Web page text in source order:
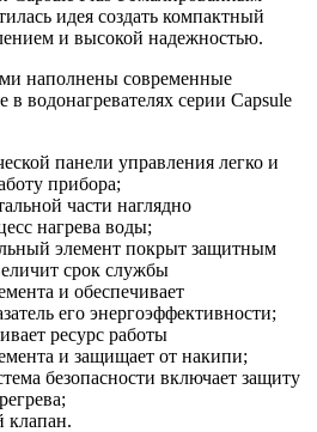
идея создать компактный
и высокой надежностью.
наполнены современные
водонагревателях серии Capsule
панели управления легко и
прибора;
части наглядно
нагрева воды;
элемент покрыт защитным
срок службы
и обеспечивает
его энергоэффективности;
ресурс работы
и защищает от накипи;
безопасности включает защиту
клапан.